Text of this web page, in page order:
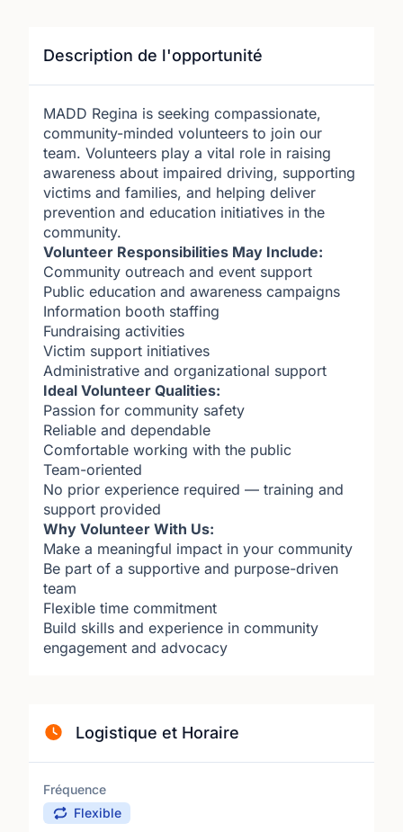
Description de l'opportunité
MADD Regina is seeking compassionate,
community-minded volunteers to join our
team. Volunteers play a vital role in raising
awareness about impaired driving, supporting
victims and families, and helping deliver
prevention and education initiatives in the
community.
Volunteer Responsibilities May Include:
Community outreach and event support
Public education and awareness campaigns
Information booth staffing
Fundraising activities
Victim support initiatives
Administrative and organizational support
Ideal Volunteer Qualities:
Passion for community safety
Reliable and dependable
Comfortable working with the public
Team-oriented
No prior experience required — training and
support provided
Why Volunteer With Us:
Make a meaningful impact in your community
Be part of a supportive and purpose-driven
team
Flexible time commitment
Build skills and experience in community
engagement and advocacy
Logistique et Horaire
Fréquence
Flexible